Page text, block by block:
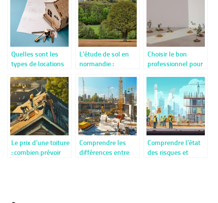
Quelles sont les
types de locations
L’étude de sol en
normandie :
étapes clés et les
éléments
essentiels à
connaître
Choisir le bon
professionnel pour
essonne
Le prix d’une toiture
: combien prévoir
Comprendre les
différences entre
Comprendre l’état
des risques et